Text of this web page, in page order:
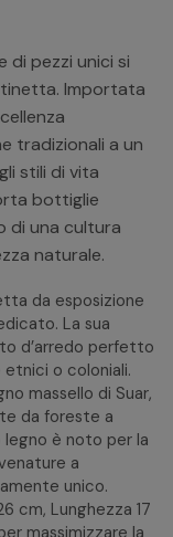
di pezzi unici si
Importata
tradizionali a un
stili di vita
bottiglie
di una cultura
naturale.
da esposizione
La sua
d’arredo perfetto
o coloniali.
massello di Suar,
da foreste a
è noto per la
a
unico.
cm, Lunghezza 17
massimizzare la